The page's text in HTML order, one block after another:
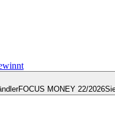
FOCUS MONEY 22/2026